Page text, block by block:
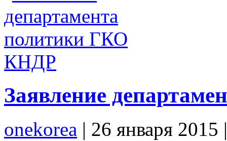
Заявление
onekorea | 26 января 2015